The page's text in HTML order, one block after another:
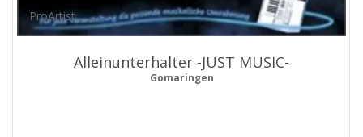
ProArtist
Alleinunterhalter -JUST MUSIC-
Gomaringen